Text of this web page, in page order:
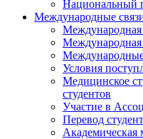
Национальный
Международные
Международная
Международная
Условия
Медицинское
студентов
Участие в
Перевод
Академическая